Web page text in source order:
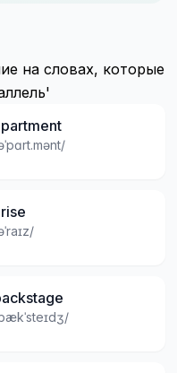
на словах, которые